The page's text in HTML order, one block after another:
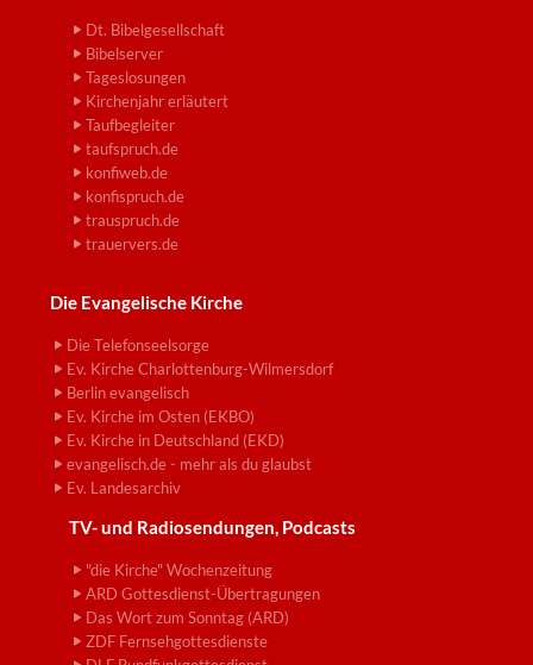
Dt. Bibelgesellschaft
Bibelserver
Tageslosungen
Kirchenjahr erläutert
Taufbegleiter
taufspruch.de
konfiweb.de
konfispruch.de
trauspruch.de
trauervers.de
Die Evangelische Kirche
Die Telefonseelsorge
Ev. Kirche Charlottenburg-Wilmersdorf
Berlin evangelisch
Ev. Kirche im Osten (EKBO)
Ev. Kirche in Deutschland (EKD)
evangelisch.de - mehr als du glaubst
Ev. Landesarchiv
TV- und Radiosendungen, Podcasts
"die Kirche" Wochenzeitung
ARD Gottesdienst-Übertragungen
Das Wort zum Sonntag (ARD)
ZDF Fernsehgottesdienste